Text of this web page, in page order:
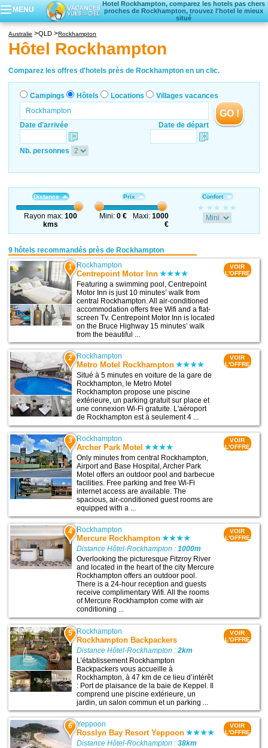
MENU
Hotel Rockhampton, comparez les hotels pas chers
proches de Rockhampton, trouvez l'hotel le mieux
situé
Hôtels
Locations vacances
Villages vacances
Australie QLD Rockhampton
Hôtel Rockhampton
Comparez les offres d'hotels près de Rockhampton en un clic.
Campings Hôtels Locations Villages vacances
Date d'arrivée Date de départ
GO !
Nb. personnes
Distance
Rayon max:100
kms
Prix
Mini: 0 € Maxi:1000
€
Confort
9 hôtels recommandés près de Rockhampton
1 Rockhampton
Centrepoint Motor Inn
Featuring a swimming pool, Centrepoint
Motor Inn is just 10 minutes’ walk from
central Rockhampton. All air-conditioned
accommodation offers free Wifi and a flat-
screen Tv. Centrepoint Motor Inn is located
on the Bruce Highway 15 minutes’ walk
from the beautiful ...
VOIR
L'OFFRE
2 Rockhampton
Metro Motel Rockhampton
Situé à 5 minutes en voiture de la gare de
Rockhampton, le Metro Motel
Rockhampton propose une piscine
extérieure, un parking gratuit sur place et
une connexion Wi-Fi gratuite. L'aéroport
de Rockhampton est à seulement 4 ...
VOIR
L'OFFRE
3 Rockhampton
Archer Park Motel
Only minutes from central Rockhampton,
Airport and Base Hospital, Archer Park
Motel offers an outdoor pool and barbecue
facilities. Free parking and free Wi-Fi
internet access are available. The
spacious, air-conditioned guest rooms are
equipped with a ...
VOIR
L'OFFRE
4 Rockhampton
Mercure Rockhampton
Distance Hôtel-Rockhampton :1000m
Overlooking the picturesque Fitzroy River
and located in the heart of the city Mercure
Rockhampton offers an outdoor pool.
There is a 24-hour reception and guests
receive complimentary Wifi. All the rooms
of Mercure Rockhampton come with air
conditioning ...
VOIR
L'OFFRE
5 Rockhampton
Rockhampton Backpackers
Distance Hôtel-Rockhampton :2km
L’établissement Rockhampton
Backpackers vous accueille à
Rockhampton, à 47 km de ce lieu d’intérêt
: Port de plaisance de la baie de Keppel. Il
comprend une piscine extérieure, un
jardin, un salon commun et un parking ...
VOIR
L'OFFRE
6 Yeppoon
Rosslyn Bay Resort Yeppoon
Distance Hôtel-Rockhampton :38km
VOIR
L'OFFRE